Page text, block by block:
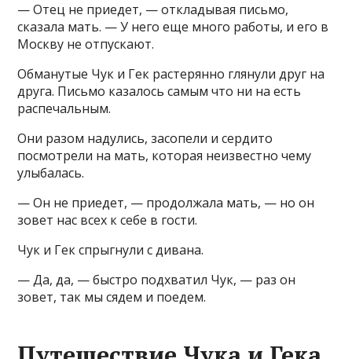
— Отец не приедет, — откладывая письмо,
сказала мать. — У него еще много работы, и его в
Москву не отпускают.
Обманутые Чук и Гек растерянно глянули друг на
друга. Письмо казалось самым что ни на есть
распечальным.
Они разом надулись, засопели и сердито
посмотрели на мать, которая неизвестно чему
улыбалась.
— Он не приедет, — продолжала мать, — но он
зовет нас всех к себе в гости.
Чук и Гек спрыгнули с дивана.
— Да, да, — быстро подхватил Чук, — раз он
зовет, так мы сядем и поедем.